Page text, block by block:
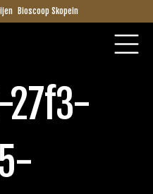
Bioscoop Skopein
27f3-